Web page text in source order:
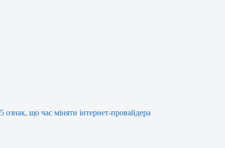
5 ознак, що час міняти інтернет-провайдера